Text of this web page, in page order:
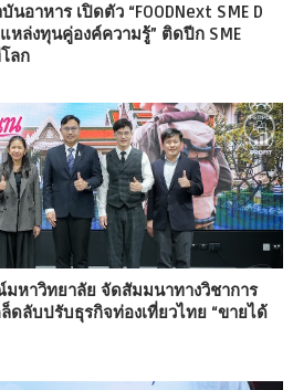
นอาหาร เปิดตัว “FOODNext SME D
หล่งทุนคู่องค์ความรู้” ติดปีก SME
ลก
หาวิทยาลัย จัดสัมมนาทางวิชาการ
ดลับปรับธุรกิจท่องเที่ยวไทย “ขายได้